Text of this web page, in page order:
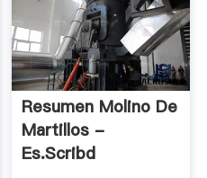
Resumen Molino De
Martillos -
Es.scribd